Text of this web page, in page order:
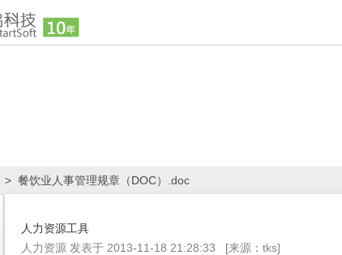
> 餐饮业人事管理规章（DOC）.doc
人力资源工具
人力资源 发表于 2013-11-18 21:28:33 [来源：tks]